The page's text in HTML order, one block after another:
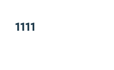
1111